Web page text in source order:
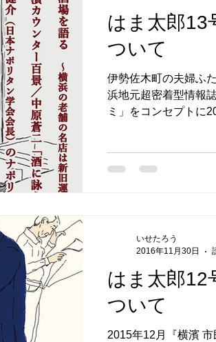
はま太郎13
ついて
伊勢佐木町の夫婦ふ
浜地元超密着型情報
ミ」をコンセプトに
はま太郎12
ついて
2015年12月『横濱
いせたろう
2016年11月30日